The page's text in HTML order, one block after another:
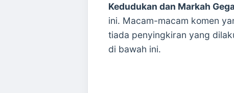
Kedudukan dan Markah
ini. Macam-macam komen
tiada penyingkiran yang
di bawah ini.